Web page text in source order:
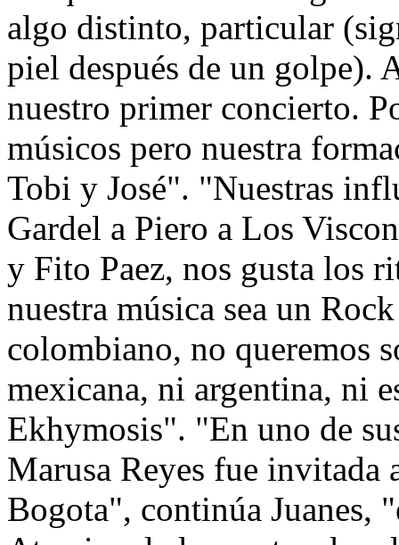
algo distinto, particular
piel después de un golpe).
nuestro primer concierto.
músicos pero nuestra
Tobi y José". "Nuestras
Gardel a Piero a Los
y Fito Paez, nos gusta los
nuestra música sea un
colombiano, no queremos
mexicana, ni argentina, ni
Ekhymosis". "En uno de
Marusa Reyes fue invitada
Bogota", continúa Juanes,